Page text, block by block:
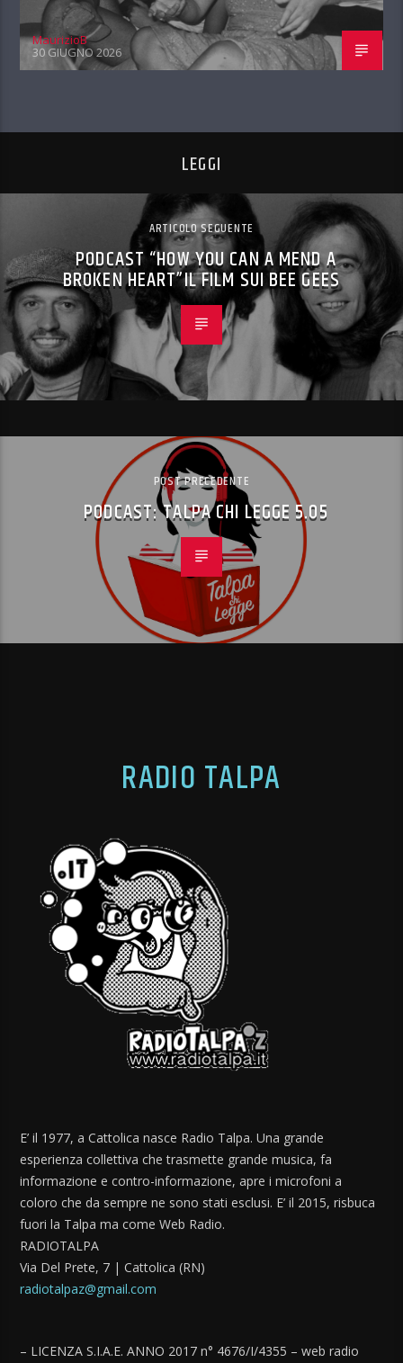
MaurizioB
30 GIUGNO 2026
LEGGI
ARTICOLO SEGUENTE
PODCAST “HOW YOU CAN A MEND A
BROKEN HEART”IL FILM SUI BEE GEES
POST PRECEDENTE
PODCAST: TALPA CHI LEGGE 5.05
RADIO TALPA
E’ il 1977, a Cattolica nasce Radio Talpa. Una grande
esperienza collettiva che trasmette grande musica, fa
informazione e contro-informazione, apre i microfoni a
coloro che da sempre ne sono stati esclusi. E’ il 2015, risbuca
fuori la Talpa ma come Web Radio.
RADIOTALPA
Via Del Prete, 7 | Cattolica (RN)
radiotalpaz@gmail.com
– LICENZA S.I.A.E. ANNO 2017 n° 4676/I/4355 – web radio